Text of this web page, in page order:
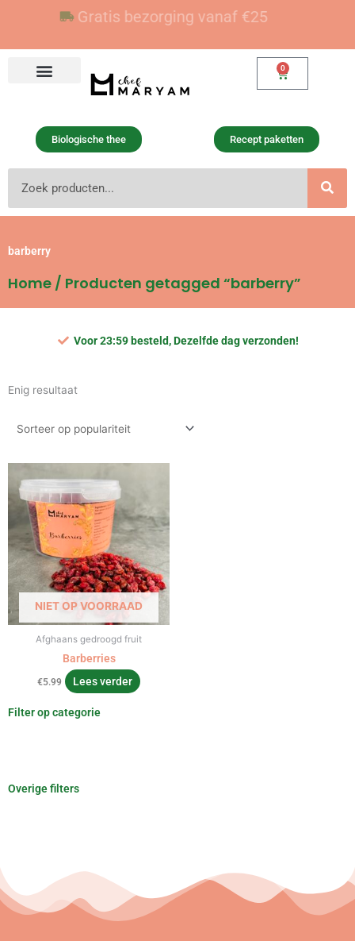
Gratis bezorging vanaf €25
Voor 23:59 besteld, vandaag verzonden
0
Winkelwagen
Biologische thee Recept paketten
barberry
Home / Producten getagged “barberry”
Filter op categorie
Overige filters
Voor 23:59 besteld, Dezelfde dag verzonden!
Enig resultaat
NIET OP VOORRAAD
Afghaans gedroogd fruit
Barberries
€5.99 Lees verder